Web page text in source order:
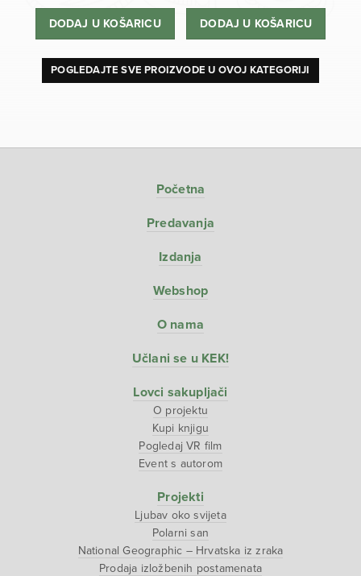
DODAJ U KOŠARICU DODAJ U KOŠARICU
POGLEDAJTE SVE PROIZVODE U OVOJ KATEGORIJI
Početna
Predavanja
Izdanja
Webshop
O nama
Učlani se u KEK!
Lovci sakupljači
O projektu
Kupi knjigu
Pogledaj VR film
Event s autorom
Projekti
Ljubav oko svijeta
Polarni san
National Geographic – Hrvatska iz zraka
Prodaja izložbenih postamenata